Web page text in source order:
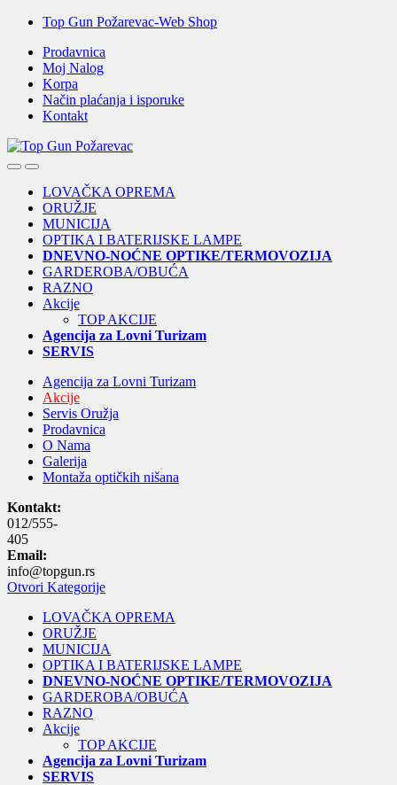
Skip
navigation
Skip
content
Top Gun Požarevac-Web Shop
Prodavnica
Moj Nalog
Korpa
Način plaćanja i isporuke
Kontakt
OpenClose
LOVAČKA OPREMA
ORUŽJE
MUNICIJA
OPTIKA I BATERIJSKE LAMPE
DNEVNO-NOĆNE OPTIKE/TERMOVOZIJA
GARDEROBA/OBUĆA
RAZNO
Akcije
TOP AKCIJE
Agencija za Lovni Turizam
SERVIS
Agencija za Lovni Turizam
Akcije
Servis Oružja
Prodavnica
O Nama
Galerija
Montaža optičkih nišana
Kontakt:
012/555-
405
Email:
info@topgun.rs
Otvori Kategorije
LOVAČKA OPREMA
ORUŽJE
MUNICIJA
OPTIKA I BATERIJSKE LAMPE
DNEVNO-NOĆNE OPTIKE/TERMOVOZIJA
GARDEROBA/OBUĆA
RAZNO
Akcije
TOP AKCIJE
Agencija za Lovni Turizam
SERVIS